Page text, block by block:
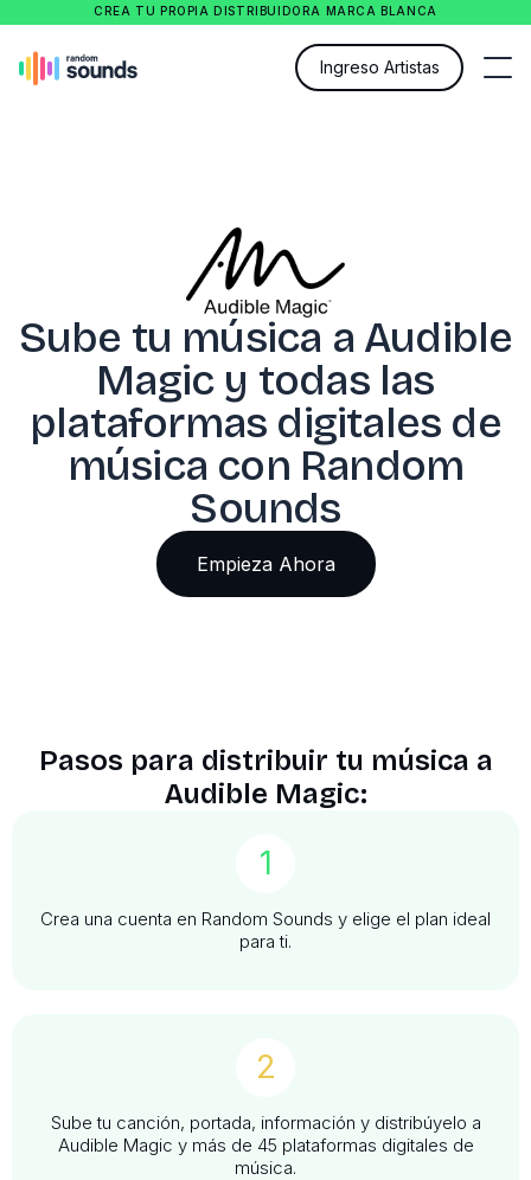
CREA TU PROPIA DISTRIBUIDORA MARCA BLANCA
Ingreso Artistas
Sube tu música a Audible
Magic y todas las
plataformas digitales de
música con Random
Sounds
Empieza Ahora
Pasos para distribuir tu música a
Audible Magic:
1
Crea una cuenta en Random Sounds y elige el plan ideal
para ti.
2
Sube tu canción, portada, información y distribúyelo a
Audible Magic y más de 45 plataformas digitales de
música.